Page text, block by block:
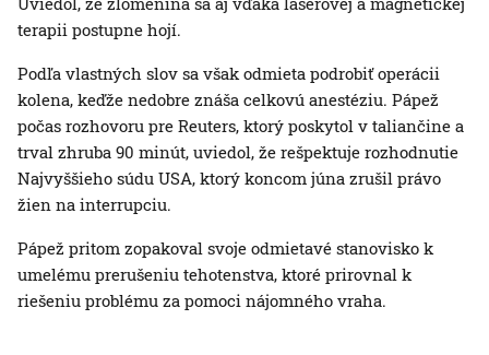
terapii postupne hojí.
Podľa vlastných slov sa však odmieta podrobiť operácii
kolena, keďže nedobre znáša celkovú anestéziu. Pápež
počas rozhovoru pre Reuters, ktorý poskytol v taliančine a
trval zhruba 90 minút, uviedol, že rešpektuje rozhodnutie
Najvyššieho súdu USA, ktorý koncom júna zrušil právo
žien na interrupciu.
Pápež pritom zopakoval svoje odmietavé stanovisko k
umelému prerušeniu tehotenstva, ktoré prirovnal k
riešeniu problému za pomoci nájomného vraha.